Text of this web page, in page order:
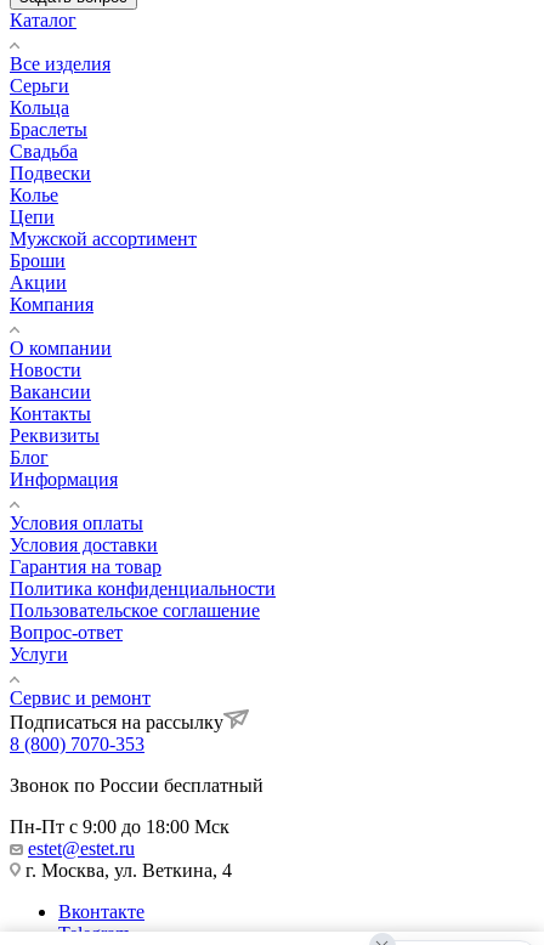
Каталог
Все изделия
Серьги
Кольца
Браслеты
Свадьба
Подвески
Колье
Цепи
Мужской ассортимент
Броши
Акции
Компания
О компании
Новости
Вакансии
Контакты
Реквизиты
Блог
Информация
Условия оплаты
Условия доставки
Гарантия на товар
Политика конфиденциальности
Пользовательское соглашение
Вопрос-ответ
Услуги
Сервис и ремонт
Подписаться на рассылку
8 (800) 7070-353
Звонок по России бесплатный
Пн-Пт с 9:00 до 18:00 Мск
estet@estet.ru
г. Москва, ул. Веткина, 4
Вконтакте
Telegram